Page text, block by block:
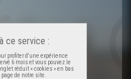
ce service :
profiter d'une expérience
6 mois et vous pouvez le
réduit « cookies » en bas
de notre site.